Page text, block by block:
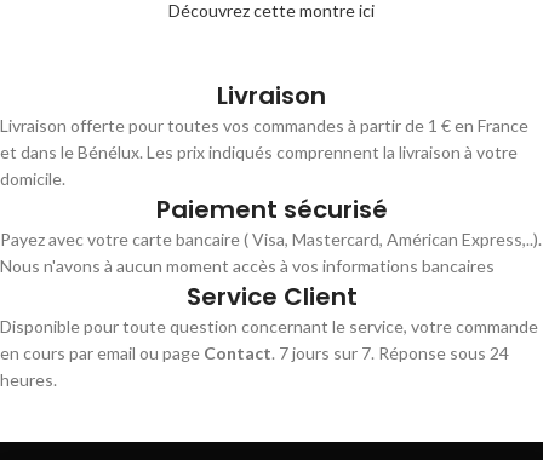
Découvrez cette montre ici
Livraison
Livraison offerte pour toutes vos commandes à partir de 1 € en France
et dans le Bénélux. Les prix indiqués comprennent la livraison à votre
domicile.
Paiement sécurisé
Payez avec votre carte bancaire ( Visa, Mastercard, Américan Express,..).
Nous n'avons à aucun moment accès à vos informations bancaires
Service Client
Disponible pour toute question concernant le service, votre commande
en cours par email ou page Contact. 7 jours sur 7. Réponse sous 24
heures.